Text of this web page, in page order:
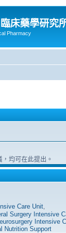
床藥學研究
Pharmacy
均可在此提出。
Care Unit,
Surgery Intensive
Intensive
Nutrition Support